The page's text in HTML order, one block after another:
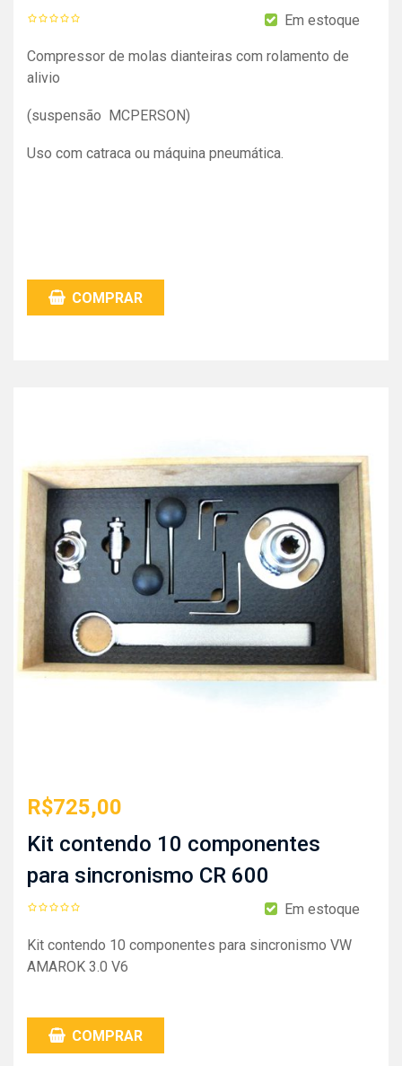
Em estoque
Compressor de molas dianteiras com rolamento de
alivio
(suspensão MCPERSON)
Uso com catraca ou máquina pneumática.
COMPRAR
R$725,00
Kit contendo 10 componentes
para sincronismo CR 600
Em estoque
Kit contendo 10 componentes para sincronismo VW
AMAROK 3.0 V6
COMPRAR